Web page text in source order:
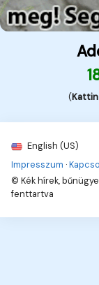
(
English (US)
Impresszum ·
© Kék hírek,
fenttartva